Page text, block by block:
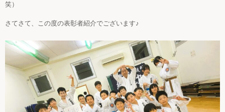
笑）
さてさて、この度の表彰者紹介でございます♪